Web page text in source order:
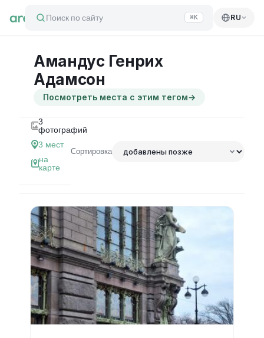
Поиск по сайту ⌘K RU
Амандус Генрих
Адамсон
Посмотреть места с этим тегом→
3
фотографий
3 мест
на
карте
Сортировка